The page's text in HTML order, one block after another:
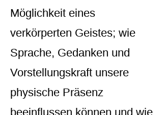
Möglichkeit eines
verkörperten Geistes; wie
Sprache, Gedanken und
Vorstellungskraft unsere
physische Präsenz
beeinflussen können und wie